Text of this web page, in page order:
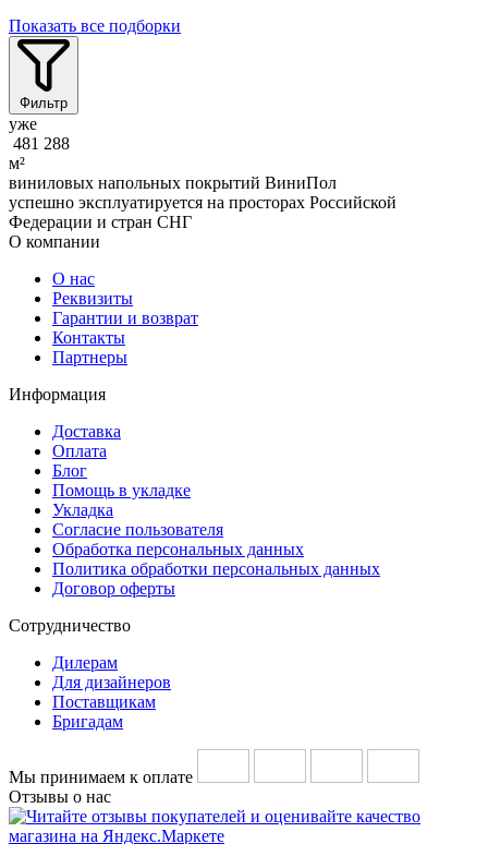
Показать все подборки
Фильтр
уже
481 288
м²
виниловых напольных покрытий ВиниПол
успешно эксплуатируется на просторах Российской
Федерации и стран СНГ
О компании
О нас
Реквизиты
Гарантии и возврат
Контакты
Партнеры
Информация
Доставка
Оплата
Блог
Помощь в укладке
Укладка
Согласие пользователя
Обработка персональных данных
Политика обработки персональных данных
Договор оферты
Сотрудничество
Дилерам
Для дизайнеров
Поставщикам
Бригадам
Мы принимаем к оплате
Отзывы о нас